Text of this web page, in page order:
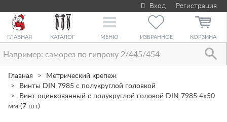
Вход Регистрация
ГЛАВНАЯ КАТАЛОГ
Toggle
МЕНЮ ИЗБРАННОЕ КОРЗИНА
Главная
Метрический крепеж
Винты DIN 7985 с полукруглой головкой
Винт оцинкованный с полукруглой головой DIN 7985 4х50
мм (7 шт)